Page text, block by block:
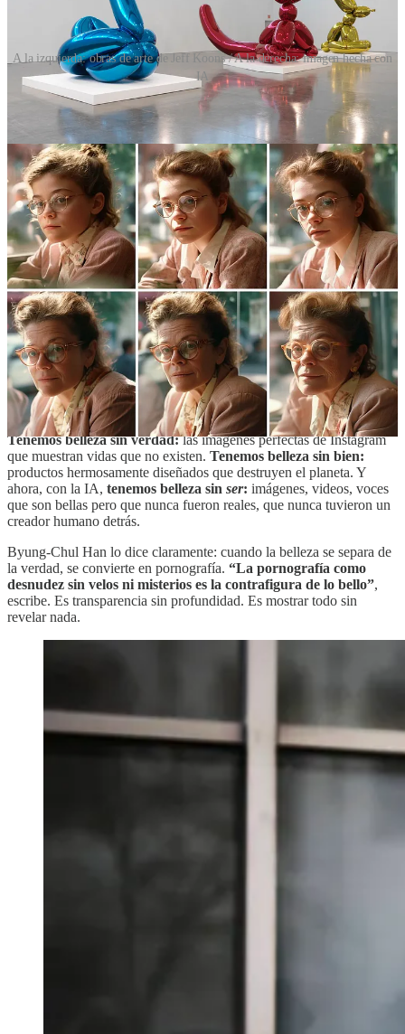
A la izquierda: obras de arte de Jeff Koons / A la derecha: imagen hecha con
IA
El bien, la bondad y la belleza: un
triángulo roto
Y aquí es donde todo esto se vuelve teológicamente fascinante.
En la filosofía clásica y en la teología católica, hablamos de los
trascendentales: el bien, la bondad (o verdad) y la belleza. Son tres
aspectos de una misma realidad última. Son, en cierto sentido,
propiedades referentes a Dios.
Platón decía que lo bello es el resplandor de la verdad. Santo Tomás
añadió que lo bello es aquello que agrada al ser contemplado
precisamenteporquerefleja el bien y la verdad,«pulchrum est quod
visum placet»(Summa Theologiae
I. 5.4 ad1).
Pero en nuestra época, ese triángulo se ha roto.
Hemos divorciado la belleza de la verdad y del bien.
Tenemos belleza sin verdad:las imágenes perfectas de Instagram
que muestran vidas que no existen. Tenemos belleza sin bien:
productos hermosamente diseñados que destruyen el planeta. Y
ahora, con la IA, tenemos belleza sin ser: imágenes, videos, voces
que son bellas pero que nunca fueron reales, que nunca tuvieron un
creador humano detrás.
Byung-Chul Han lo dice claramente: cuando la belleza se separa de
la verdad, se convierte en pornografía. “La pornografía como
desnudez sin velos ni misterios es la contrafigura de lo bello”,
escribe. Es transparencia sin profundidad. Es mostrar todo sin
revelar nada.